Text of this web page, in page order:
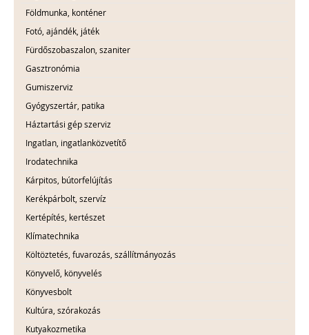
Földmunka, konténer
Fotó, ajándék, játék
Fürdőszobaszalon, szaniter
Gasztronómia
Gumiszerviz
Gyógyszertár, patika
Háztartási gép szerviz
Ingatlan, ingatlanközvetítő
Irodatechnika
Kárpitos, bútorfelújítás
Kerékpárbolt, szervíz
Kertépítés, kertészet
Klímatechnika
Költöztetés, fuvarozás, szállítmányozás
Könyvelő, könyvelés
Könyvesbolt
Kultúra, szórakozás
Kutyakozmetika